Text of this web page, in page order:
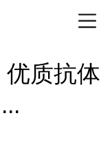
优质抗体